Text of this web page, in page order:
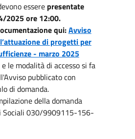
essere presentate
2025 ore 12:00.
qui:Avviso
di progetti per
- marzo 2025
le modalità di accesso si fa
pubblicato con
di domanda.
della domanda
Sociali 030/9909115-156-